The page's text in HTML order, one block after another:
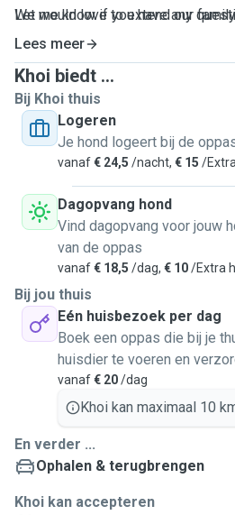
We would love to extend our
furry babies, ensuring they get the
affection they deserve while
house with a fully fence back
baby has lots of space to roam
In order to ensure we take good
Let me know if you have any
Lees meer
Khoi biedt ...
Bij Khoi thuis
Logeren
Je hond logeert bij de
vanaf€ 24,5 /nacht, € 15 /
Dagopvang hond
Vind dagopvang voor jouw
van de oppas
vanaf€ 18,5 /dag, € 10/Extra
Bij jou thuis
Eén huisbezoek per dag
Boek een oppas die bij je
huisdier te voeren en
vanaf€ 20/dag
Khoi kan maximaal 10
En verder ...
Ophalen & terugbrengen
Khoi kan accepteren